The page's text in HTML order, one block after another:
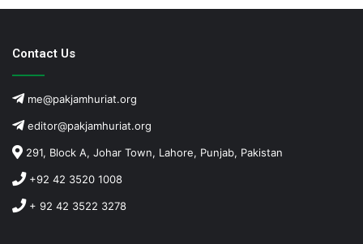
Contact Us
me@pakjamhuriat.org
editor@pakjamhuriat.org
291, Block A, Johar Town, Lahore, Punjab, Pakistan
+92 42 3520 1008
+ 92 42 3522 3278